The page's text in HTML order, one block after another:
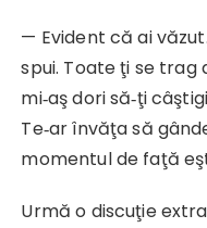
— Evident că ai
spui. Toate ţi se trag
mi‑aş dori să‑ţi
Te‑ar învăţa să
momentul de faţă
Urmă o discuţie